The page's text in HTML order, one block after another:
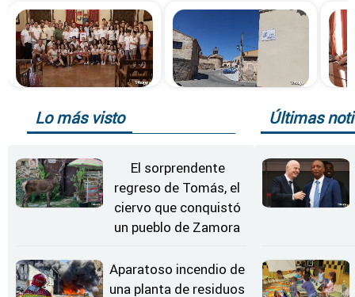
Lo más visto
El sorprendente
regreso de Tomás, el
ciervo que conquistó
un pueblo de Zamora
Aparatoso incendio de
una planta de residuos
Últimas